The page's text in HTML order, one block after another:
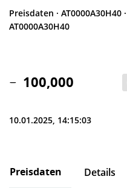
Preisdaten · AT0000A30H40 ·
AT0000A30H40
100,000
10.01.2025, 14:15:03
Preisdaten Details